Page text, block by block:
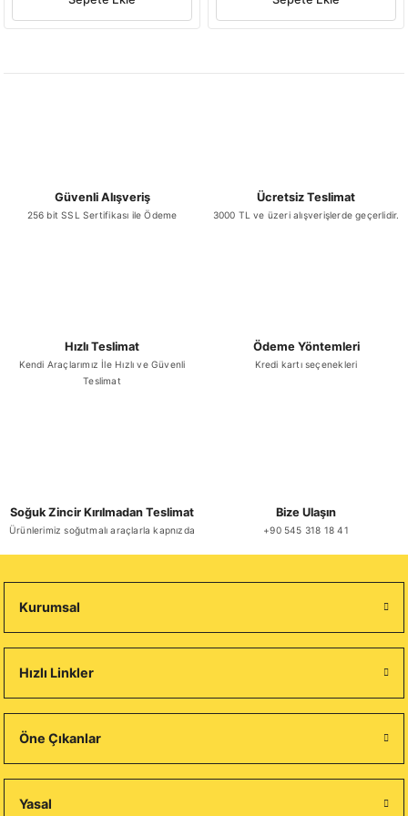
Güvenli Alışveriş
256 bit SSL Sertifikası ile Ödeme
Ücretsiz Teslimat
3000 TL ve üzeri alışverişlerde geçerlidir.
Hızlı Teslimat
Kendi Araçlarımız İle Hızlı ve Güvenli
Teslimat
Ödeme Yöntemleri
Kredi kartı seçenekleri
Soğuk Zincir Kırılmadan Teslimat
Ürünlerimiz soğutmalı araçlarla kapnızda
Bize Ulaşın
+90 545 318 18 41
Kurumsal
Hızlı Linkler
Öne Çıkanlar
Yasal